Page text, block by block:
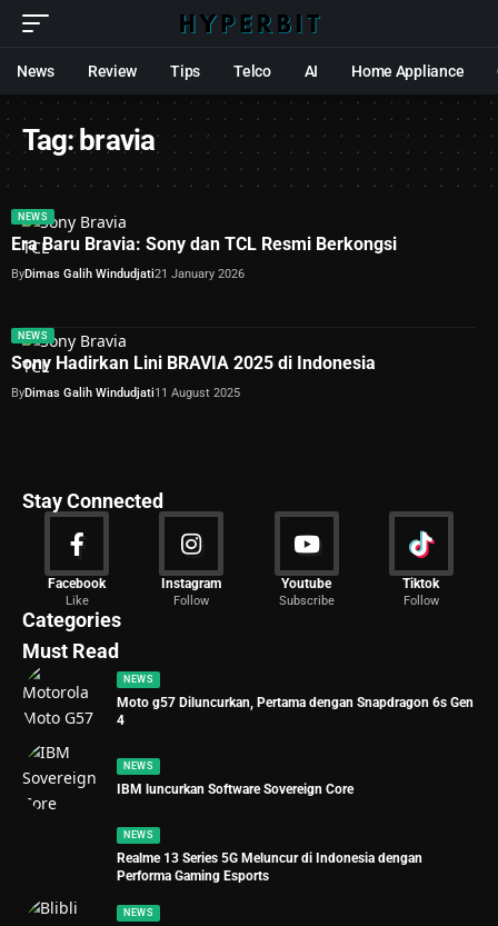
News Review Tips Telco AI Home Appliance
Tag: bravia
NEWS
Era Baru Bravia: Sony dan TCL Resmi Berkongsi
ByDimas Galih Windudjati21 January 2026
NEWS
Sony Hadirkan Lini BRAVIA 2025 di Indonesia
ByDimas Galih Windudjati11 August 2025
Stay Connected
Facebook
Like
Instagram
Follow
Youtube
Subscribe
Tiktok
Follow
Categories
News
2029 Articles
Must Read
NEWS
Moto g57 Diluncurkan, Pertama dengan Snapdragon 6s Gen
4
NEWS
IBM luncurkan Software Sovereign Core
NEWS
Realme 13 Series 5G Meluncur di Indonesia dengan
Performa Gaming Esports
NEWS